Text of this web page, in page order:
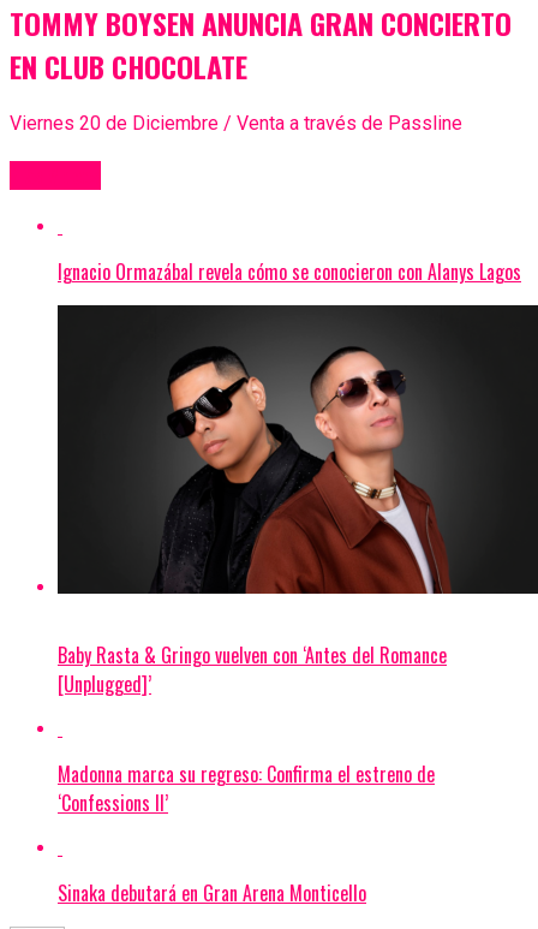
TOMMY BOYSEN ANUNCIA GRAN CONCIERTO
EN CLUB CHOCOLATE
Viernes 20 de Diciembre / Venta a través de Passline
Ignacio Ormazábal revela cómo se conocieron con Alanys Lagos
Baby Rasta & Gringo vuelven con ‘Antes del Romance
[Unplugged]’
Madonna marca su regreso: Confirma el estreno de
‘Confessions II’
Sinaka debutará en Gran Arena Monticello